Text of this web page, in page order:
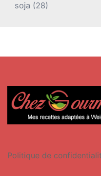
soja (28)
Politique de